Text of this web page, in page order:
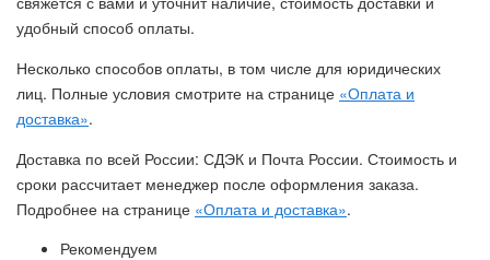
удобный способ оплаты.
Несколько способов оплаты, в том числе для юридических
лиц. Полные условия смотрите на странице «Оплата и
доставка».
Доставка по всей России: СДЭК и Почта России. Стоимость и
сроки рассчитает менеджер после оформления заказа.
Подробнее на странице «Оплата и доставка».
Рекомендуем